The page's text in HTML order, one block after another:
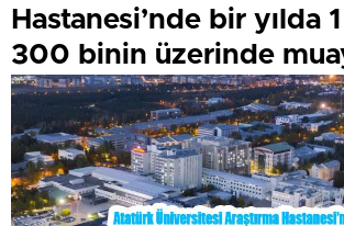
Hastanesi’nde bir yılda
300 binin üzerinde